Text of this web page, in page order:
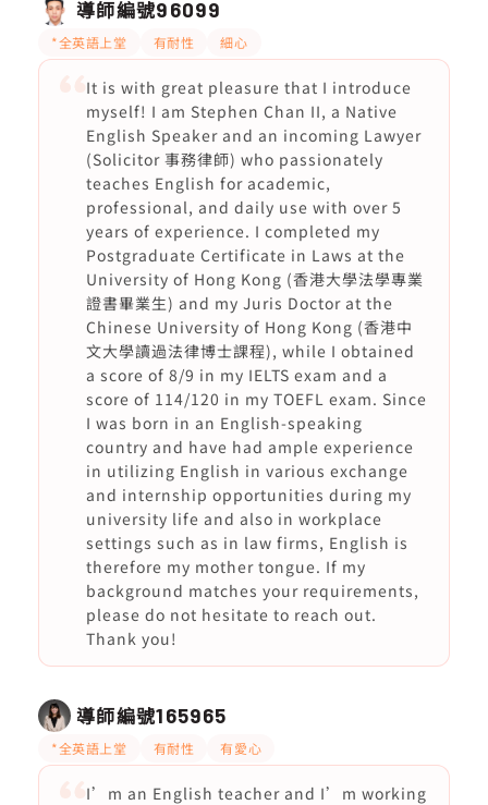
導師編號96099
*全英語上堂 有耐性 細心
It is with great pleasure that I introduce
myself! I am Stephen Chan II, a Native
English Speaker and an incoming Lawyer
(Solicitor 事務律師) who passionately
teaches English for academic,
professional, and daily use with over 5
years of experience. I completed my
Postgraduate Certificate in Laws at the
University of Hong Kong (香港大學法學專業
證書畢業生) and my Juris Doctor at the
Chinese University of Hong Kong (香港中
文大學讀過法律博士課程), while I obtained
a score of 8/9 in my IELTS exam and a
score of 114/120 in my TOEFL exam. Since
I was born in an English-speaking
country and have had ample experience
in utilizing English in various exchange
and internship opportunities during my
university life and also in workplace
settings such as in law firms, English is
therefore my mother tongue. If my
background matches your requirements,
please do not hesitate to reach out.
Thank you!
導師編號165965
*全英語上堂 有耐性 有愛心
I’m an English teacher and I’m working